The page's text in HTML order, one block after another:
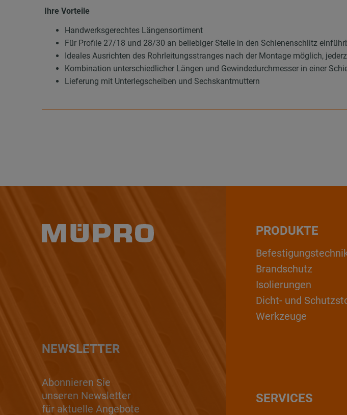
Ihre Vorteile
Handwerksgerechtes Längensortiment
Für Profile 27/18 und 28/30 an beliebiger Stelle in den Schienenschlitz
Ideales Ausrichten des Rohrleitungsstranges nach der Montage möglich,
Kombination unterschiedlicher Längen und Gewindedurchmesser in einer
Lieferung mit Unterlegscheiben und Sechskantmuttern
NEWSLETTER
Abonnieren Sie
unseren Newsletter
für aktuelle Angebote
PRODUKTE
Brandschutz
Isolierungen
Dicht- und
Werkzeuge
SERVICES